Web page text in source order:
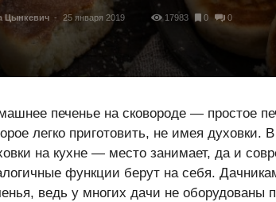
Цынкевич - 25 января 2019 17983 0 0
печенье на сковороде — простое
легко приготовить, не имея
на кухне — место занимает, да и
функции берут на себя.
ведь у многих дачи не